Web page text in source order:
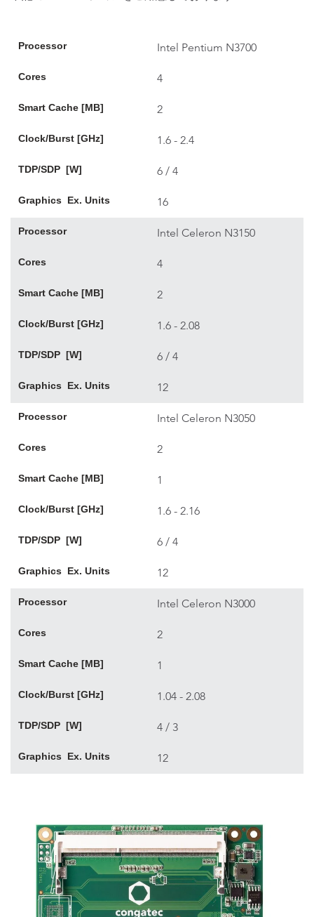
Processor Intel Pentium N3700
Cores 4
Smart Cache [MB] 2
Clock/Burst [GHz] 1.6 - 2.4
TDP/SDP [W] 6 / 4
Graphics Ex. Units 16
Processor Intel Celeron N3150
Cores 4
Smart Cache [MB] 2
Clock/Burst [GHz] 1.6 - 2.08
TDP/SDP [W] 6 / 4
Graphics Ex. Units 12
Processor Intel Celeron N3050
Cores 2
Smart Cache [MB] 1
Clock/Burst [GHz] 1.6 - 2.16
TDP/SDP [W] 6 / 4
Graphics Ex. Units 12
Processor Intel Celeron N3000
Cores 2
Smart Cache [MB] 1
Clock/Burst [GHz] 1.04 - 2.08
TDP/SDP [W] 4 / 3
Graphics Ex. Units 12